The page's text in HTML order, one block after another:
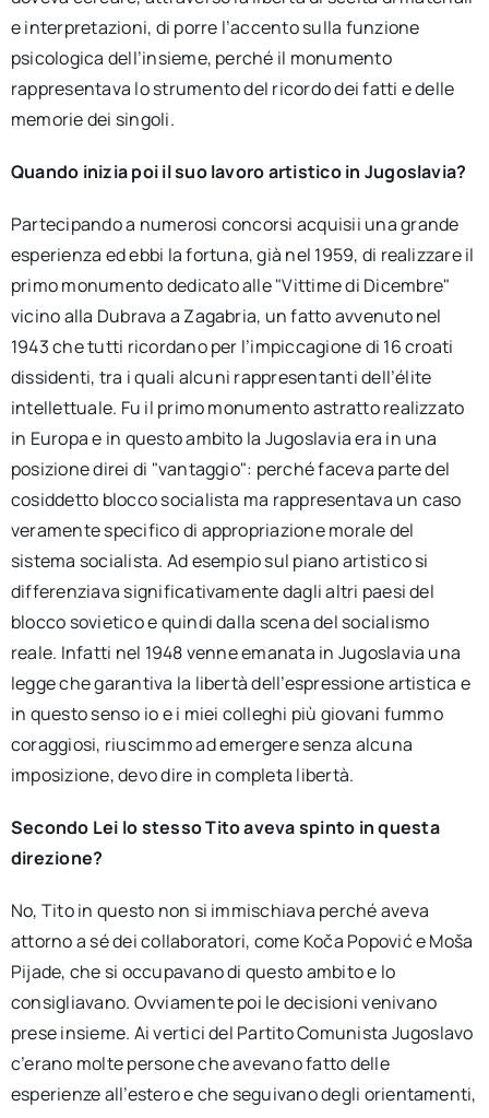
e interpretazioni, di porre l’accento sulla funzione
psicologica dell’insieme, perché il monumento
rappresentava lo strumento del ricordo dei fatti e delle
memorie dei singoli.
Quando inizia poi il suo lavoro artistico in Jugoslavia?
Partecipando a numerosi concorsi acquisii una grande
esperienza ed ebbi la fortuna, già nel 1959, di realizzare il
primo monumento dedicato alle "Vittime di Dicembre"
vicino alla Dubrava a Zagabria, un fatto avvenuto nel
1943 che tutti ricordano per l’impiccagione di 16 croati
dissidenti, tra i quali alcuni rappresentanti dell’élite
intellettuale. Fu il primo monumento astratto realizzato
in Europa e in questo ambito la Jugoslavia era in una
posizione direi di "vantaggio": perché faceva parte del
cosiddetto blocco socialista ma rappresentava un caso
veramente specifico di appropriazione morale del
sistema socialista. Ad esempio sul piano artistico si
differenziava significativamente dagli altri paesi del
blocco sovietico e quindi dalla scena del socialismo
reale. Infatti nel 1948 venne emanata in Jugoslavia una
legge che garantiva la libertà dell’espressione artistica e
in questo senso io e i miei colleghi più giovani fummo
coraggiosi, riuscimmo ad emergere senza alcuna
imposizione, devo dire in completa libertà.
Secondo Lei lo stesso Tito aveva spinto in questa
direzione?
No, Tito in questo non si immischiava perché aveva
attorno a sé dei collaboratori, come Koča Popović e Moša
Pijade, che si occupavano di questo ambito e lo
consigliavano. Ovviamente poi le decisioni venivano
prese insieme. Ai vertici del Partito Comunista Jugoslavo
c’erano molte persone che avevano fatto delle
esperienze all’estero e che seguivano degli orientamenti,